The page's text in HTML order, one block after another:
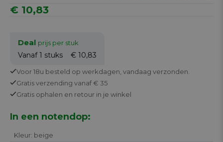
€ 10,83
Deal prijs per stuk
Vanaf 1 stuks € 10,83
Voor 18u besteld op werkdagen, vandaag verzonden.
Gratisverzending vanaf € 35
Gratis ophalen en retour in je winkel
In een notendop:
Kleur: beige